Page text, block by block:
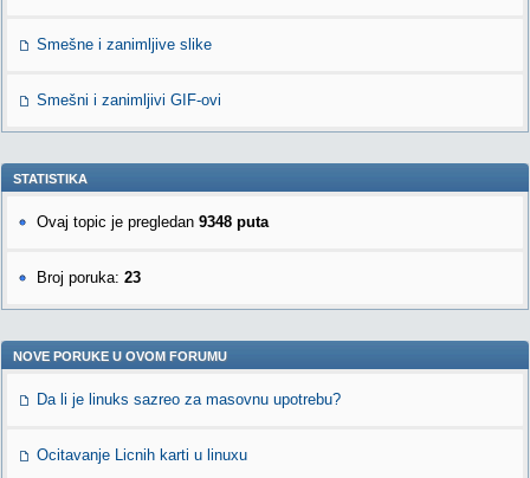
Smešne i zanimljive slike
Smešni i zanimljivi GIF-ovi
STATISTIKA
Ovaj topic je pregledan 9348 puta
Broj poruka: 23
NOVE PORUKE U OVOM FORUMU
Da li je linuks sazreo za masovnu upotrebu?
Ocitavanje Licnih karti u linuxu